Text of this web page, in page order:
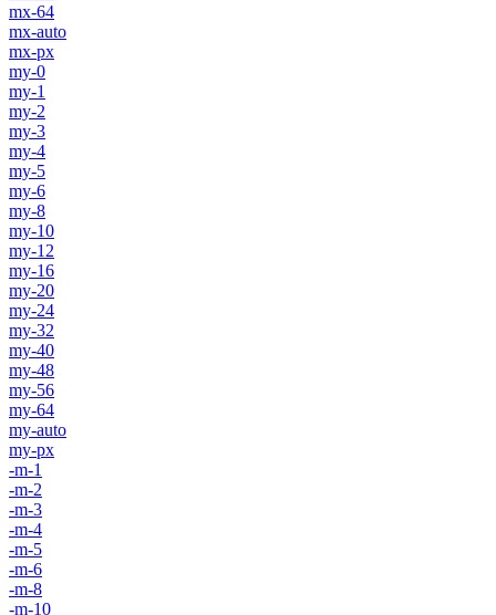
mx-64
mx-auto
mx-px
my-0
my-1
my-2
my-3
my-4
my-5
my-6
my-8
my-10
my-12
my-16
my-20
my-24
my-32
my-40
my-48
my-56
my-64
my-auto
my-px
-m-1
-m-2
-m-3
-m-4
-m-5
-m-6
-m-8
-m-10